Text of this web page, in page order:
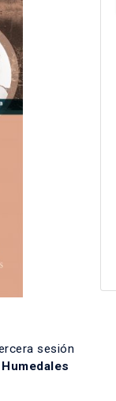
sesión